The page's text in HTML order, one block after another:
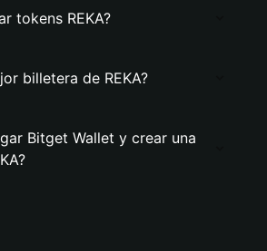
tokens REKA?
billetera de REKA?
Bitget Wallet y crear una